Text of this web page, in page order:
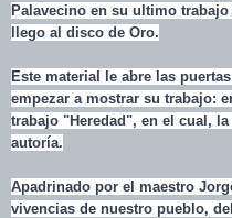
Palavecino en su ultimo
llego al disco de Oro.
Este material le abre las
empezar a mostrar su trabajo:
trabajo "Heredad", en el cual,
autoría.
Apadrinado por el maestro
vivencias de nuestro pueblo,